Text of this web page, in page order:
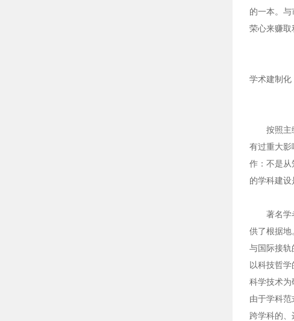
的一本。
荣心来赚取
学术建制化
按照主编
有过重大影
作：不是从
的学科建设
著名学者
供了根据地
与国际接轨
以科技哲
科学技术为
由于学科
跨学科的、